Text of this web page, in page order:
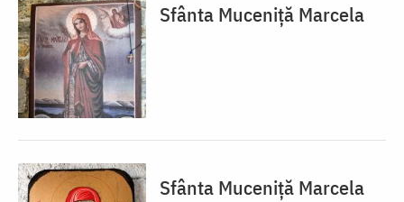
Sfânta Muceniță Marcela
Sfânta Muceniță Marcela